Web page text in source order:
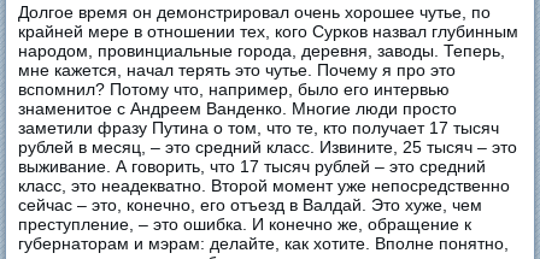
Долгое время он демонстрировал очень хорошее чутье, по
крайней мере в отношении тех, кого Сурков назвал глубинным
народом, провинциальные города, деревня, заводы. Теперь,
мне кажется, начал терять это чутье. Почему я про это
вспомнил? Потому что, например, было его интервью
знаменитое с Андреем Ванденко. Многие люди просто
заметили фразу Путина о том, что те, кто получает 17 тысяч
рублей в месяц, – это средний класс. Извините, 25 тысяч – это
выживание. А говорить, что 17 тысяч рублей – это средний
класс, это неадекватно. Второй момент уже непосредственно
сейчас – это, конечно, его отъезд в Валдай. Это хуже, чем
преступление, – это ошибка. И конечно же, обращение к
губернаторам и мэрам: делайте, как хотите. Вполне понятно,